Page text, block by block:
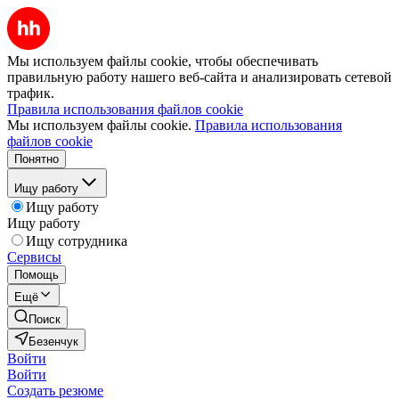
Мы используем файлы cookie, чтобы обеспечивать
правильную работу нашего веб-сайта и анализировать сетевой
трафик.
Правила использования файлов cookie
Мы используем файлы cookie. Правила использования
файлов cookie
Понятно
Ищу работу
Ищу работу
Ищу работу
Ищу сотрудника
Сервисы
Помощь
Ещё
Поиск
Безенчук
Войти
Войти
Создать резюме